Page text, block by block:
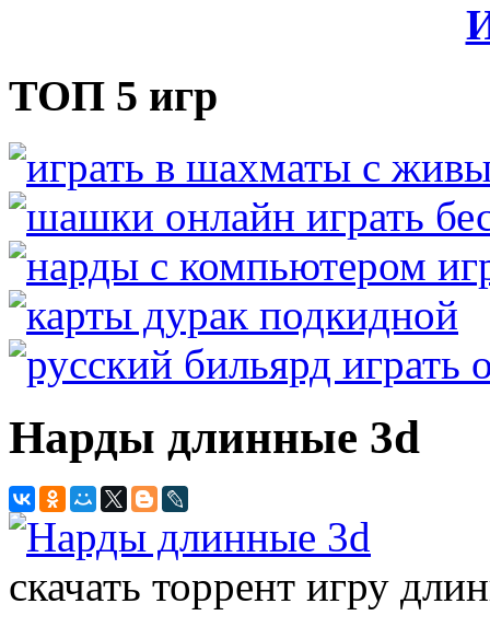
ТОП 5 игр
Нарды длинные 3d
скачать торрент игру